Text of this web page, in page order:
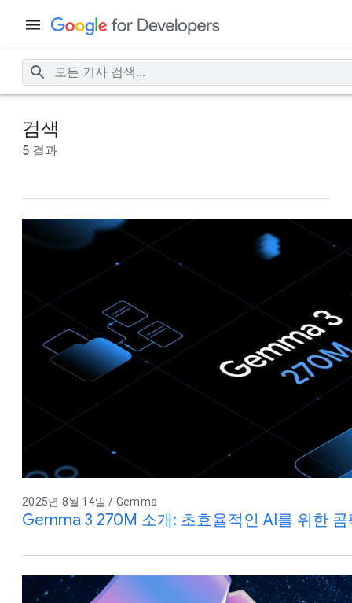
검색
5 결과
2025년 8월 14일 / Gemma
Gemma 3 270M 소개: 초효율적인 AI를 위한